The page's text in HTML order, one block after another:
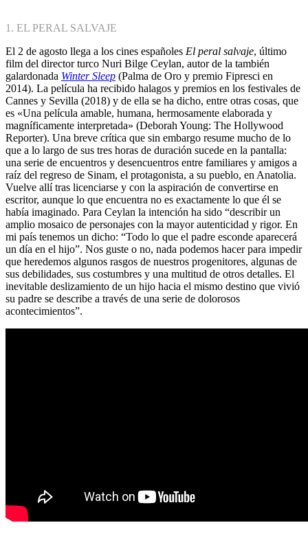
1. EL PERAL SALVAJE
El 2 de agosto llega a los cines españoles El peral salvaje, último
film del director turco Nuri Bilge Ceylan, autor de la también
galardonada Winter Sleep (Palma de Oro y premio Fipresci en
2014). La película ha recibido halagos y premios en los festivales de
Cannes y Sevilla (2018) y de ella se ha dicho, entre otras cosas, que
es «Una película amable, humana, hermosamente elaborada y
magníficamente interpretada» (Deborah Young: The Hollywood
Reporter). Una breve crítica que sin embargo resume mucho de lo
que a lo largo de sus tres horas de duración sucede en la pantalla:
una serie de encuentros y desencuentros entre familiares y amigos a
raíz del regreso de Sinam, el protagonista, a su pueblo, en Anatolia.
Vuelve allí tras licenciarse y con la aspiración de convertirse en
escritor, aunque lo que encuentra no es exactamente lo que él se
había imaginado. Para Ceylan la intención ha sido “describir un
amplio mosaico de personajes con la mayor autenticidad y rigor. En
mi país tenemos un dicho: “Todo lo que el padre esconde aparecerá
un día en el hijo”. Nos guste o no, nada podemos hacer para impedir
que heredemos algunos rasgos de nuestros progenitores, algunas de
sus debilidades, sus costumbres y una multitud de otros detalles. El
inevitable deslizamiento de un hijo hacia el mismo destino que vivió
su padre se describe a través de una serie de dolorosos
acontecimientos”.